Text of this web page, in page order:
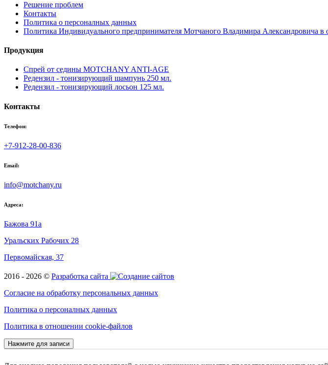
Решение проблем
Контакты
Политика о персоналных данных
Политика Индивидуального предпринимателя Мотчаного Владимира Александровича в
Продукция
Спрей от седины MOTCHANY ANTI-AGE
Редензил - тонизирующий шампунь 250 мл.
Редензил - тонизирующий лосьон 125 мл.
Контакты
Телефон:
+7-912-28-00-836
Email:
info@motchany.ru
Адреса:
Бажова 91а
Уральских Рабочих 28
Первомайская, 37
2016 - 2026 © Разработка сайта
Согласие на обработку персональных данных
Политика о персоналных данных
Политика в отношении cookie-файлов
Нажмите для записи